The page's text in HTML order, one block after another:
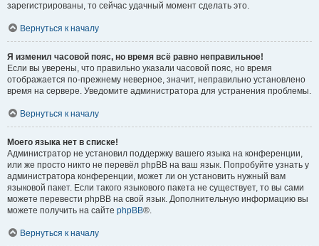
зарегистрированы, то сейчас удачный момент сделать это.
Вернуться к началу
Я изменил часовой пояс, но время всё равно неправильное!
Если вы уверены, что правильно указали часовой пояс, но время
отображается по-прежнему неверное, значит, неправильно установлено
время на сервере. Уведомите администратора для устранения проблемы.
Вернуться к началу
Моего языка нет в списке!
Администратор не установил поддержку вашего языка на конференции,
или же просто никто не перевёл phpBB на ваш язык. Попробуйте узнать у
администратора конференции, может ли он установить нужный вам
языковой пакет. Если такого языкового пакета не существует, то вы сами
можете перевести phpBB на свой язык. Дополнительную информацию вы
можете получить на сайте phpBB®.
Вернуться к началу